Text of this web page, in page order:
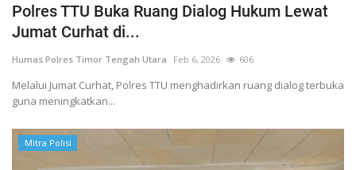
Polres TTU Buka Ruang Dialog Hukum Lewat
Jumat Curhat di...
Humas Polres Timor Tengah Utara Feb 6, 2026 606
Melalui Jumat Curhat, Polres TTU menghadirkan ruang dialog terbuka
guna meningkatkan...
Mitra Polisi